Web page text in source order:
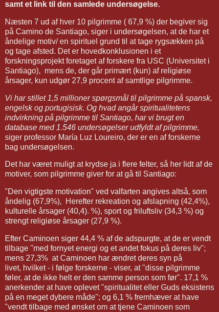
samt et link til den samlede undersøgelse.
Næsten 7 ud af hver 10 pilgrimme ( 67,9 %) der begiver sig
på Camino de Santiago, siger i undersøgelsen, at de har et
åndelige motiv/ en spirituel grund til at tage rygsækken på
og tage afsted. Det er hovedkonklusionen i et
forskningsprojekt foretaget af forskere fra USC (Universitet i
Santiago), mens de, der går primært (kun) af religiøse
årsager, kun udgør 27,9 procent af samtlige pilgrimme.
Vi har stillet 1,5 millioner spørgsmål til pilgrimme på spansk,
engelsk og portugisisk. Og hvad angår spiritualitetens
indvirkning på pilgrimme til Santiago, har vi brugt en
database med 1.546 undersøgelser udfyldt af pilgrimme,
siger professor María Luz Loureiro, der er en af forskerne
bag undersøgelsen.
Det har været muligt at krydse ja i flere felter, så her lidt af de
motiver, som pilgrimme giver for at gå til Santiago:
"Den vigtigste motivation" ved valfarten angives altså, som
åndelig (67,9%),
Herefter rekreation og afslapning (42,4%),
kulturelle årsager (40,4). %), sport og friluftsliv (34,3 %) og
strengt religiøse årsager (27,9 %).
Efter Caminoen siger 44,4 % af de adspurgte, at de er vendt
tilbage "med fornyet energi og et andet fokus på deres liv";
mens 27,3% at Caminoen har ændret deres syn på
livet, hvilket - i følge forskerne - viser, at "disse pilgrimme
føler, at de ikke helt er den samme person som før". 17,1 %
anerkender at have oplevet "spiritualitet eller Guds eksistens
på en meget dybere måde"; og 6,1 % fremhæver at have
"vendt tilbage med ønsket om at tjene Caminoen som